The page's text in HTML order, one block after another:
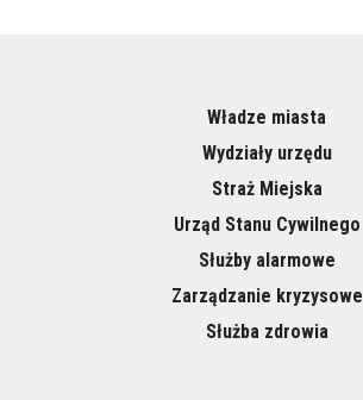
Władze miasta
Wydziały urzędu
Straż Miejska
Urząd Stanu Cywilnego
Służby alarmowe
Zarządzanie kryzysowe
Służba zdrowia